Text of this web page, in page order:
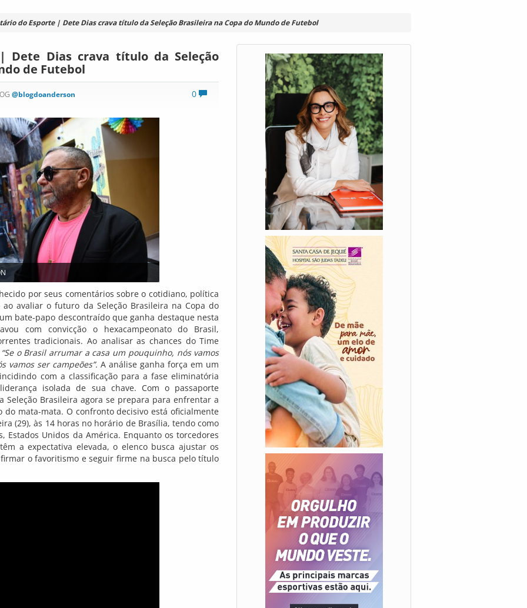
do Esporte | Dete Dias crava título da Seleção Brasileira na Copa do Mundo de Futebol
Dete Dias crava título da Seleção
de Futebol
0
@blogdoanderson
por seus comentários sobre o cotidiano, política
avaliar o futuro da Seleção Brasileira na Copa do
bate-papo descontraído que ganha destaque nesta
com convicção o hexacampeonato do Brasil,
tradicionais. Ao analisar as chances do Time
“Se o Brasil arrumar a casa um pouquinho, nós vamos
vamos ser campeões”.A análise ganha força em um
com a classificação para a fase eliminatória
isolada de sua chave. Com o passaporte
Seleção Brasileira agora se prepara para enfrentar a
do mata-mata. O confronto decisivo está oficialmente
(29), às 14 horas no horário de Brasília, tendo como
Estados Unidos da América. Enquanto os torcedores
a expectativa elevada, o elenco busca ajustar os
o favoritismo e seguir firme na busca pelo título